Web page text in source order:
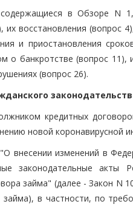
в Обзоре N
восстановления (вопрос
и приостановления
о банкротстве (вопрос 11),
(вопрос 26).
кредитных
новой коронавирусной
внесении изменений в
законодательные акты
займа" (далее - Закон N
в частности, по